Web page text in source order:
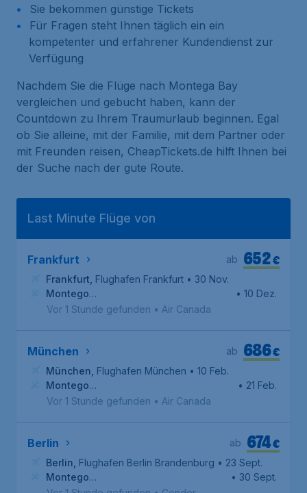
Sie bekommen günstige Tickets
Für Fragen steht Ihnen täglich ein ein
kompetenter und erfahrener Kundendienst zur
Verfügung
Nachdem Sie die Flüge nach Montega Bay
vergleichen und gebucht haben, kann der
Countdown zu Ihrem Traumurlaub beginnen. Egal
ob Sie alleine, mit der Familie, mit dem Partner oder
mit Freunden reisen, CheapTickets.de hilft Ihnen bei
der Suche nach der gute Route.
Last Minute Flüge von
Frankfurt €
652
ab
Frankfurt Flughafen Frankfurt • 30 Nov.
Montego
Bay , Internationaler Flughafen Sangster
• 10 Dez.
Vor 1 Stunde gefunden • Air Canada
München €
686
ab
München Flughafen München • 10 Feb.
Montego
Bay , Internationaler Flughafen Sangster
• 21 Feb.
Vor 1 Stunde gefunden • Air Canada
Berlin €
674
ab
Berlin Flughafen Berlin Brandenburg • 23 Sept.
Montego
• 30 Sept.